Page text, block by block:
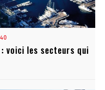
voici les secteurs qui